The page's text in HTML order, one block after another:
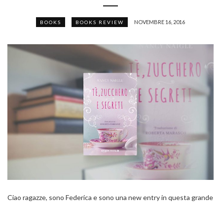
BOOKS BOOKS REVIEW NOVEMBRE 16, 2016
Ciao ragazze, sono Federica e sono una new entry in questa grande